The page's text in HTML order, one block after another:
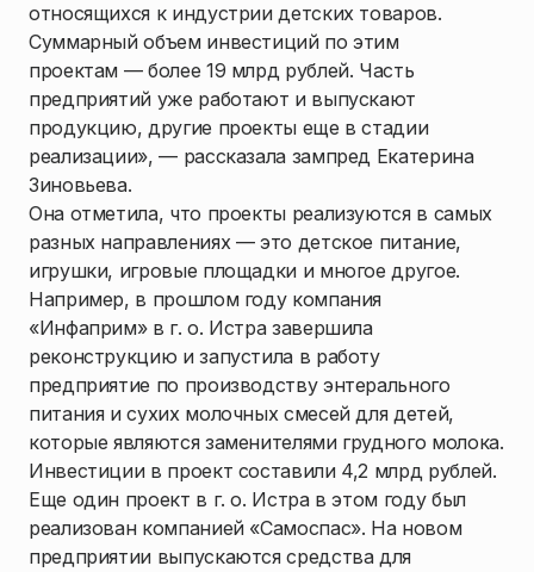
относящихся к индустрии детских товаров.
Суммарный объем инвестиций по этим
проектам — более 19 млрд рублей. Часть
предприятий уже работают и выпускают
продукцию, другие проекты еще в стадии
реализации», — рассказала зампред Екатерина
Зиновьева.
Она отметила, что проекты реализуются в самых
разных направлениях — это детское питание,
игрушки, игровые площадки и многое другое.
Например, в прошлом году компания
«Инфаприм» в г. о. Истра завершила
реконструкцию и запустила в работу
предприятие по производству энтерального
питания и сухих молочных смесей для детей,
которые являются заменителями грудного молока.
Инвестиции в проект составили 4,2 млрд рублей.
Еще один проект в г. о. Истра в этом году был
реализован компанией «Самоспас». На новом
предприятии выпускаются средства для